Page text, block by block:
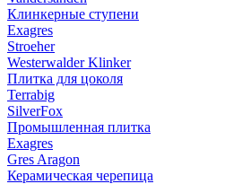
Клинкерные ступени
Exagres
Stroeher
Westerwalder Klinker
Плитка для цоколя
Terrabig
SilverFox
Промышленная плитка
Exagres
Gres Aragon
Керамическая черепица